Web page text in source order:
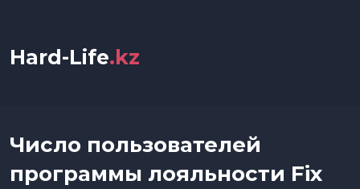
Hard-Life.kz
Число пользователей
программы лояльности Fix